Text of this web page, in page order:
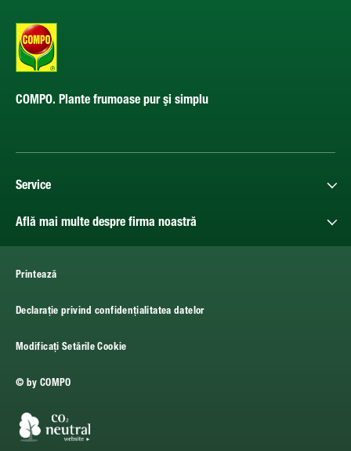
COMPO. Plante frumoase pur şi simplu
Service
Află mai multe despre firma noastră
Printează
Declarație privind confidențialitatea datelor
Modificați Setările Cookie
© by COMPO